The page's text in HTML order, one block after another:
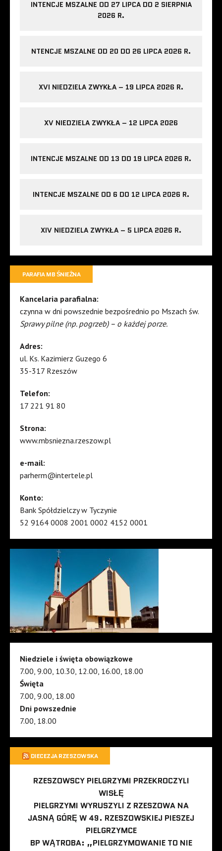
INTENCJE MSZALNE OD 27 LIPCA DO 2 SIERPNIA
2026 R.
NTENCJE MSZALNE OD 20 DO 26 LIPCA 2026 R.
XVI NIEDZIELA ZWYKŁA – 19 LIPCA 2026 R.
XV NIEDZIELA ZWYKŁA – 12 LIPCA 2026
INTENCJE MSZALNE OD 13 DO 19 LIPCA 2026 R.
INTENCJE MSZALNE OD 6 DO 12 LIPCA 2026 R.
XIV NIEDZIELA ZWYKŁA – 5 LIPCA 2026 R.
PARAFIA MB ŚNIEŻNA
Kancelaria parafialna:
czynna w dni powszednie bezpośrednio po Mszach św.
Sprawy pilne (np. pogrzeb) – o każdej porze.
Adres:
ul. Ks. Kazimierz Guzego 6
35-317 Rzeszów
Telefon:
17 221 91 80
Strona:
www.mbsniezna.rzeszow.pl
e-mail:
parherm@intertele.pl
Konto:
Bank Spółdzielczy w Tyczynie
52 9164 0008 2001 0002 4152 0001
Niedziele i święta obowiązkowe
7.00, 9.00, 10.30, 12.00, 16.00, 18.00
Święta
7.00, 9.00, 18.00
Dni powszednie
7.00, 18.00
DIECEZJA RZESZOWSKA
RZESZOWSCY PIELGRZYMI PRZEKROCZYLI
WISŁĘ
PIELGRZYMI WYRUSZYLI Z RZESZOWA NA
JASNĄ GÓRĘ W 49. RZESZOWSKIEJ PIESZEJ
PIELGRZYMCE
BP WĄTROBA: „PIELGRZYMOWANIE TO NIE